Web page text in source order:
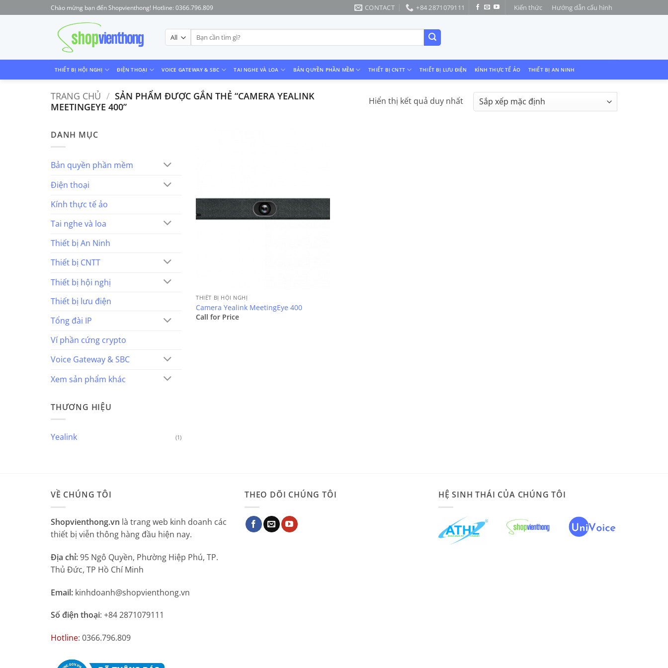
to
Chào mừng bạn đến Shopvienthong! Hotline: 0366.796.809 CONTACT +84 2871079111 Kiến thức Hướng dẫn cấu hình
Tìm
kiếm:
THIẾT BỊ HỘI NGHỊ ĐIỆN THOẠI VOICE GATEWAY & SBC TAI NGHE VÀ LOA BẢN QUYỀN PHẦN MỀM THIẾT BỊ CNTT THIẾT BỊ LƯU ĐIỆN KÍNH THỰC TẾ ẢO THIẾT BỊ AN NINH
TRANG CHỦ / SẢN PHẨM ĐƯỢC GẮN THẺ “CAMERA YEALINK
MEETINGEYE 400”
Hiển thị kết quả duy nhất
DANH MỤC
Bản quyền phần mềm
Điện thoại
Kính thực tế ảo
Tai nghe và loa
Thiết bị An Ninh
Thiết bị CNTT
Thiết bị hội nghị
Thiết bị lưu điện
Tổng đài IP
Ví phần cứng crypto
Voice Gateway & SBC
Xem sản phẩm khác
THƯƠNG HIỆU
Yealink (1)
THIẾT BỊ HỘI NGHỊ
Camera Yealink MeetingEye 400
Call for Price
VỀ CHÚNG TÔI
Shopvienthong.vn là trang web kinh doanh các
thiết bị viễn thông hàng đầu hiện nay.
Địa chỉ:95 Ngô Quyền, Phường Hiệp Phú, TP.
Thủ Đức, TP Hồ Chí Minh
Email: kinhdoanh@shopvienthong.vn
Số điện thoại: +84 2871079111
Hotline: 0366.796.809
THEO DÕI CHÚNG TÔI HỆ SINH THÁI CỦA CHÚNG TÔI